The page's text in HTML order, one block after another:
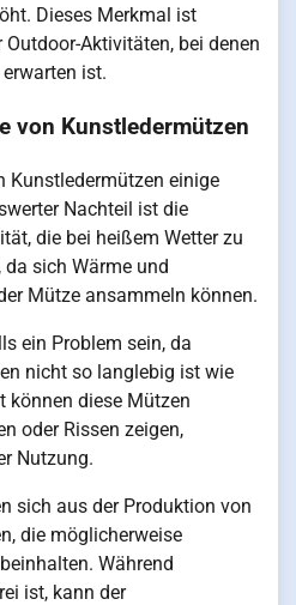
Dieses Merkmal ist
Aktivitäten, bei denen
ist.
von Kunstledermützen
Kunstledermützen einige
Nachteil ist die
die bei heißem Wetter zu
sich Wärme und
Mütze ansammeln können.
ein Problem sein, da
nicht so langlebig ist wie
können diese Mützen
oder Rissen zeigen,
Nutzung.
sich aus der Produktion von
die möglicherweise
Während
ist, kann der